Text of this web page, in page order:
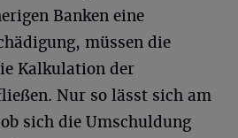
Banken eine
müssen die
Kalkulation der
Nur so lässt sich am
sich die Umschuldung